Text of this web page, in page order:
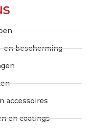
en bescherming
accessoires
en coatings